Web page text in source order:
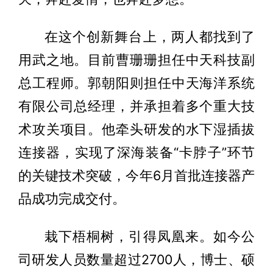
在这个创新舞台上，两人都找到了
用武之地。目前曹珊珊担任中天科技副
总工程师。郭朝阳则担任中天海洋系统
有限公司总经理，并承担着多个重大技
术攻关项目。他牵头研发的水下湿插拔
连接器，实现了深海装备“卡脖子”环节
的关键技术突破，今年6月首批连接器产
品成功完成交付。
栽下梧桐树，引得凤凰来。如今公
司研发人员数量超过2700人，博士、硕